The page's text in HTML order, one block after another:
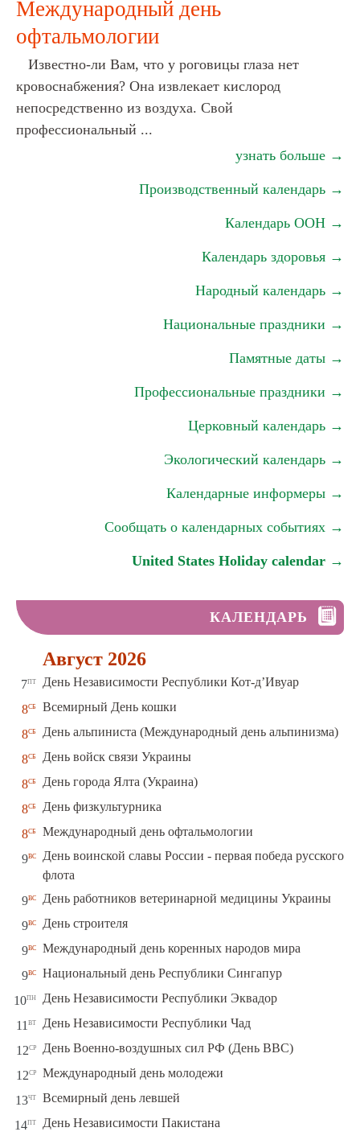
Международный день
офтальмологии
Известно-ли Вам, что у роговицы глаза нет
кровоснабжения? Она извлекает кислород
непосредственно из воздуха. Свой
профессиональный ...
узнать больше →
Производственный календарь →
Календарь ООН →
Календарь здоровья →
Народный календарь →
Национальные праздники →
Памятные даты →
Профессиональные праздники →
Церковный календарь →
Экологический календарь →
Календарные информеры →
Сообщать о календарных событиях →
United States Holiday calendar →
КАЛЕНДАРЬ
Август 2026
7пт День Независимости Республики Кот-д’Ивуар
8сб Всемирный День кошки
8сб День альпиниста (Международный день альпинизма)
8сб День войск связи Украины
8сб День города Ялта (Украина)
8сб День физкультурника
8сб Международный день офтальмологии
9вс
День воинской славы России - первая победа русского
флота
9вс День работников ветеринарной медицины Украины
9вс День строителя
9вс Международный день коренных народов мира
9вс Национальный день Республики Сингапур
10пн День Независимости Республики Эквадор
11 вт День Независимости Республики Чад
12ср День Военно-воздушных сил РФ (День ВВС)
12ср Международный день молодежи
13чт Всемирный день левшей
14пт День Независимости Пакистана